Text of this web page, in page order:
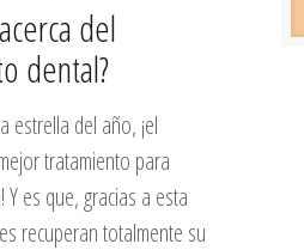
del
dental?
estrella del año, ¡el
tratamiento para
es que, gracias a esta
recuperan totalmente su